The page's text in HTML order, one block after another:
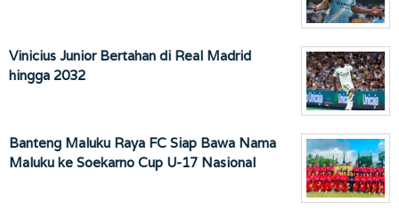
Vinicius Junior Bertahan di Real Madrid
hingga 2032
Banteng Maluku Raya FC Siap Bawa Nama
Maluku ke Soekarno Cup U-17 Nasional